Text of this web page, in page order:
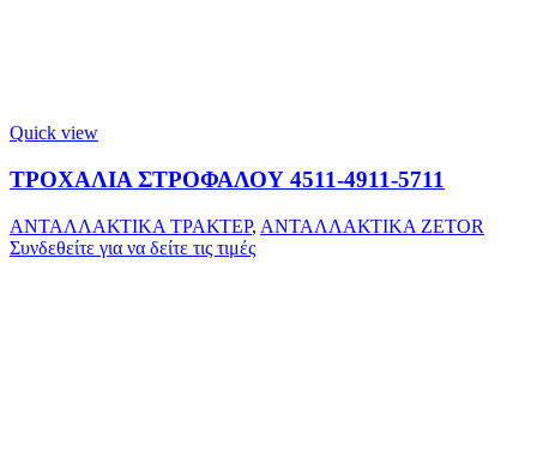
Quick view
ΤΡΟΧΑΛΙΑ ΣΤΡΟΦΑΛΟΥ 4511-4911-5711
ΑΝΤΑΛΛΑΚΤΙΚΑ ΤΡΑΚΤΕΡ, ΑΝΤΑΛΛΑΚΤΙΚΑ ZETOR
Συνδεθείτε για να δείτε τις τιμές